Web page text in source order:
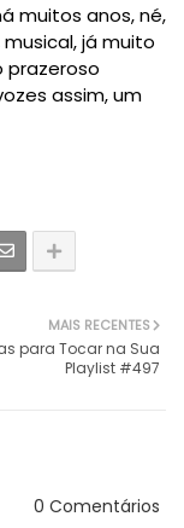
muitos anos, né,
já muito
prazeroso
assim, um
MAIS RECENTES
para Tocar na Sua
Playlist #497
0 Comentários